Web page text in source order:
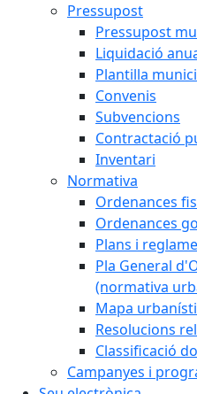
Pressupost
Pressupost
Liquidació
Plantilla
Convenis
Subvencions
Contractació
Inventari
Normativa
Ordenances
Ordenances
Plans i
Pla General
(normativa
Mapa
Resolucions
Classificació
Campanyes i